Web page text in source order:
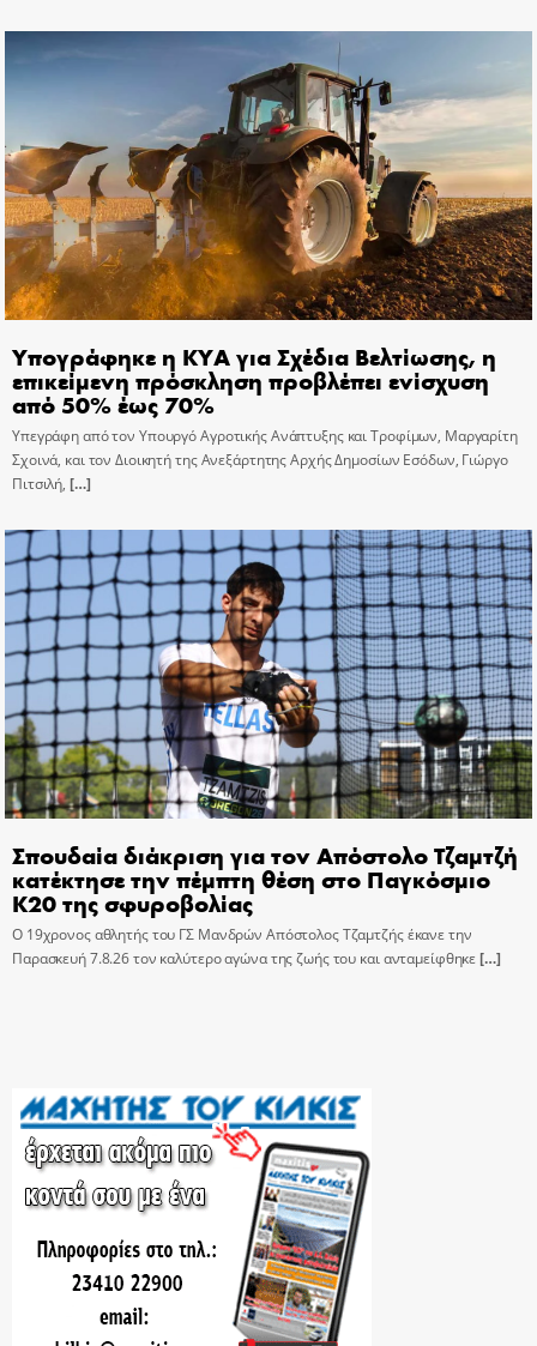
Υπογράφηκε η ΚΥΑ για Σχέδια Βελτίωσης, η
επικείμενη πρόσκληση προβλέπει ενίσχυση
από 50% έως 70%
Υπεγράφη από τον Υπουργό Αγροτικής Ανάπτυξης και Τροφίμων, Μαργαρίτη
Σχοινά, και τον Διοικητή της Ανεξάρτητης Αρχής Δημοσίων Εσόδων, Γιώργο
Πιτσιλή, […]
Σπουδαία διάκριση για τον Απόστολο Τζαμτζή
κατέκτησε την πέμπτη θέση στο Παγκόσμιο
Κ20 της σφυροβολίας
Ο 19χρονος αθλητής του ΓΣ Μανδρών Απόστολος Τζαμτζής έκανε την
Παρασκευή 7.8.26 τον καλύτερο αγώνα της ζωής του και ανταμείφθηκε[…]